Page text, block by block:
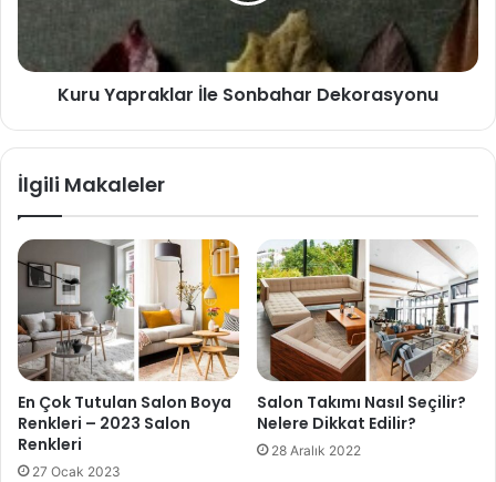
Kuru Yapraklar İle Sonbahar Dekorasyonu
İlgili Makaleler
En Çok Tutulan Salon Boya
Renkleri – 2023 Salon
Renkleri
27 Ocak 2023
Salon Takımı Nasıl Seçilir?
Nelere Dikkat Edilir?
28 Aralık 2022